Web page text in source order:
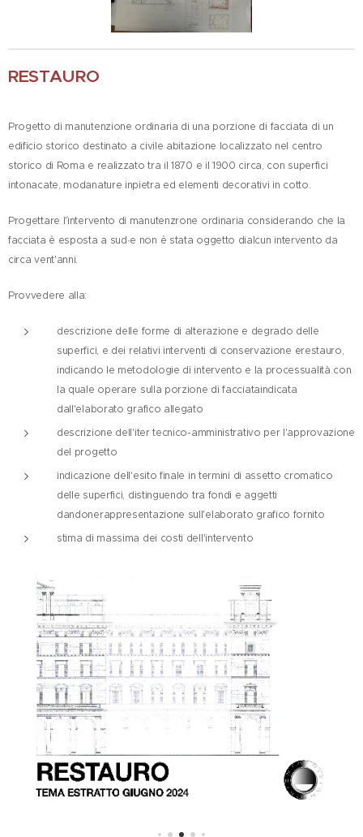
RESTAURO
Progetto di manutenzione ordinaria di una porzione di facciata di un
edificio storico destinato a civile abitazione localizzato nel centro
storico di Roma e realizzato tra il 1870 e il 1900 circa, con superfici
intonacate, modanature inpietra ed elementi decorativi in cotto.
Progettare l'ìntervento di manutenzrone ordinaria considerando che la
facciata è esposta a sud·e non è stata oggetto dialcun intervento da
circa vent'anni.
Provvedere alla:
descrizione delle forme di alterazione e degrado delle
superfici, e dei relativi interventi di conservazione erestauro,
indicando le metodologie di intervento e la processualità con
la quale operare sulla porzione di facciataindicata
dall'elaborato grafico allegato
descrizione dell'iter tecnico-amministrativo per l'approvazione
del progetto
indicazione dell'esito finale in termini di assetto cromatico
delle superfici, distinguendo tra fondi e aggetti
dandonerappresentazione sull'elaborato grafico fornito
stima di massima dei costi dell'intervento